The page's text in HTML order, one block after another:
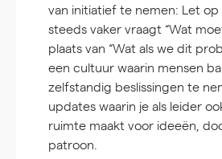
van initiatief te nemen: Let op
steeds vaker vraagt “Wat
plaats van “Wat als we dit
een cultuur waarin mensen
zelfstandig beslissingen te
updates waarin je als leider
ruimte maakt voor ideeën,
patroon.